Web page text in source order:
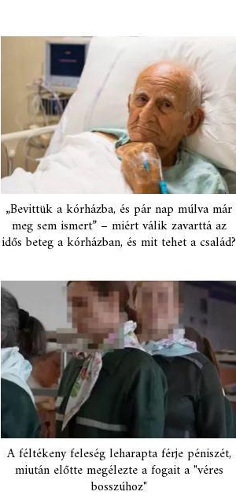
„Bevittük a kórházba, és pár nap múlva már
meg sem ismert” – miért válik zavarttá az
idős beteg a kórházban, és mit tehet a család?
A féltékeny feleség leharapta férje péniszét,
miután előtte megélezte a fogait a "véres
bosszúhoz"